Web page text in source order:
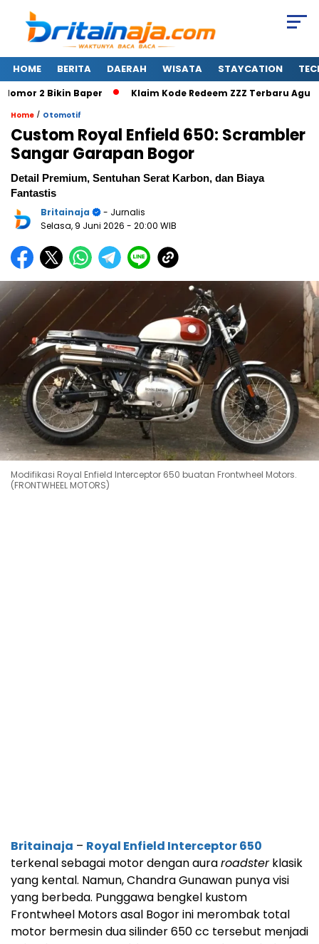
HOME BERITA DAERAH WISATA STAYCATION
2 Bikin Baper Klaim Kode Redeem ZZZ Terbaru
Home / Otomotif
Custom Royal Enfield 650: Scrambler
Sangar Garapan Bogor
Detail Premium, Sentuhan Serat Karbon, dan Biaya
Fantastis
Britainaja
- Jurnalis
Selasa, 9 Juni 2026 - 20:00 WIB
Modifikasi Royal Enfield Interceptor 650 buatan Frontwheel Motors.
(FRONTWHEEL MOTORS)
Britainaja – Royal Enfield Interceptor 650
terkenal sebagai motor dengan auraroadsterklasik
yang kental. Namun, Chandra Gunawan punya visi
yang berbeda. Punggawa bengkel kustom
Frontwheel Motors asal Bogor ini merombak total
motor bermesin dua silinder 650 cc tersebut menjadi